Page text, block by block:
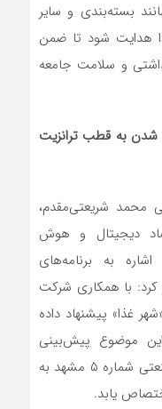
بسته‌بندی و سایر
هدایت شود تا ضمن
و سلامت جامعه
شدن به قطب ترانزیت
شریعتی‌مقدم،
دیجیتال و هوش
به برنامه‌های
کرد: با همکاری شرکت
غذا» پیشنهاد داده
موضوع پیش‌بینی
می‌شود حدود ۵۰۰ هکتار از شهرک صنعتی شماره ۵ مشهد به
یابد.